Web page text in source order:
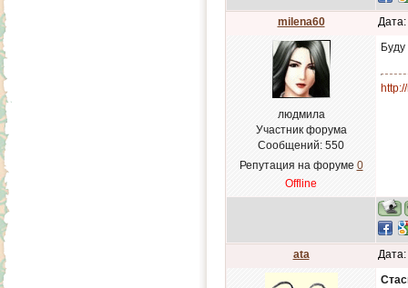
milena60
людмила
Участник форума
Сообщений: 550
Репутация на форуме 0
Offline
ata